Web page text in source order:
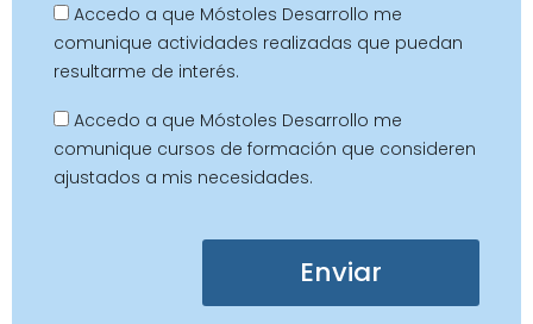
Accedo a que Móstoles Desarrollo me
comunique actividades realizadas que puedan
resultarme de interés.
Accedo a que Móstoles Desarrollo me
comunique cursos de formación que consideren
ajustados a mis necesidades.
Enviar